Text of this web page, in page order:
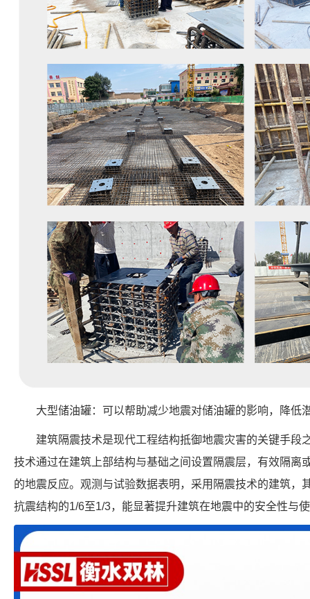
大型储油罐：可以帮助减少地震对储油罐的影响，降低
建筑隔震技术是现代工程结构抵御地震灾害的关键手段
技术通过在建筑上部结构与基础之间设置隔震层，有效隔离
的地震反应。观测与试验数据表明，采用隔震技术的建筑，
抗震结构的1/6至1/3，能显著提升建筑在地震中的安全性与